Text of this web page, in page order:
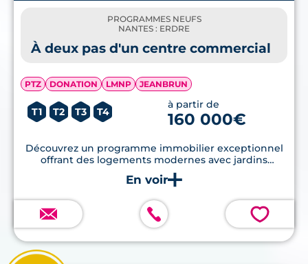
PROGRAMMES NEUFS
NANTES : ERDRE
À deux pas d'un centre commercial
PTZ DONATION LMNP JEANBRUN
T1 T2 T3 T4
à partir de
160 000€
Découvrez un programme immobilier exceptionnel
offrant des logements modernes avec jardins
privatifs, terrasses et respectant les normes RE2020,
idéalement situé à proximité du centre commercial
💗